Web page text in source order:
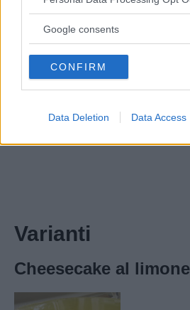
not limited to your visit or usage
use your data for below specified
consent section.
Google consents
CONFIRM
Data Deletion Data Access
Varianti
Cheesecake al limone